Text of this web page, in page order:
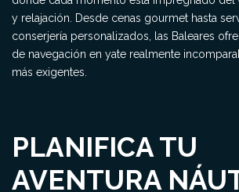
y relajación. Desde cenas gourmet hasta
conserjería personalizados, las Baleares
de navegación en yate realmente
más exigentes.
PLANIFICA TU
AVENTURA